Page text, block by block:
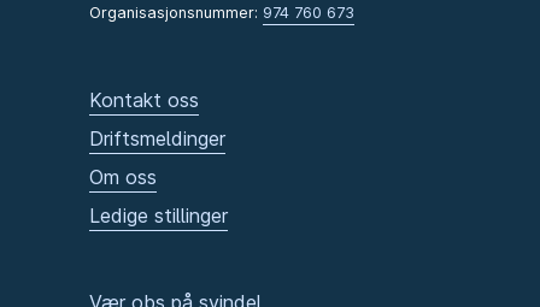
Organisasjonsnummer: 974 760 673
Kontakt oss
Driftsmeldinger
Om oss
Ledige stillinger